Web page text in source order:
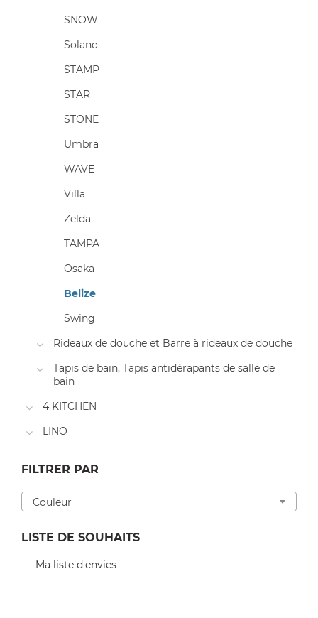
SNOW
Solano
STAMP
STAR
STONE
Umbra
WAVE
Villa
Zelda
TAMPA
Osaka
Belize
Swing
Rideaux de douche et Barre à rideaux de douche
Tapis de bain, Tapis antidérapants de salle de
bain
4 KITCHEN
LINO
FILTRER PAR
Couleur
LISTE DE SOUHAITS
Ma liste d'envies